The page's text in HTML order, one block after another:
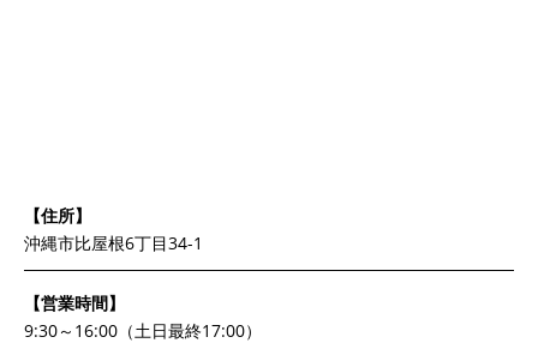
【住所】
沖縄市比屋根6丁目34-1
【営業時間】
9:30～16:00（土日最終17:00）